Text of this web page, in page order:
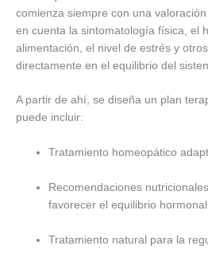
comienza siempre con una
en cuenta la sintomatología física, el
alimentación, el nivel de estrés y
directamente en el equilibrio del
A partir de ahí, se diseña un plan
puede incluir:
Tratamiento homeopático
Recomendaciones
favorecer el equilibrio
Tratamiento natural para la